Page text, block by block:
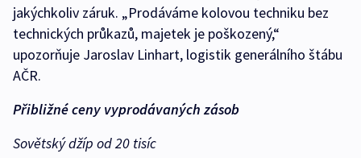
jakýchkoliv záruk. „Prodáváme kolovou techniku bez
technických průkazů, majetek je poškozený,“
upozorňuje Jaroslav Linhart, logistik generálního štábu
AČR.
Přibližné ceny vyprodávaných zásob
Sovětský džíp od 20 tisíc